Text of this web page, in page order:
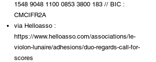
1548 9048 1100 0853 3800 183 // BIC :
CMCIFR2A
via Helloasso :
https://www.helloasso.com/associations/le-
violon-lunaire/adhesions/duo-regards-call-for-
scores